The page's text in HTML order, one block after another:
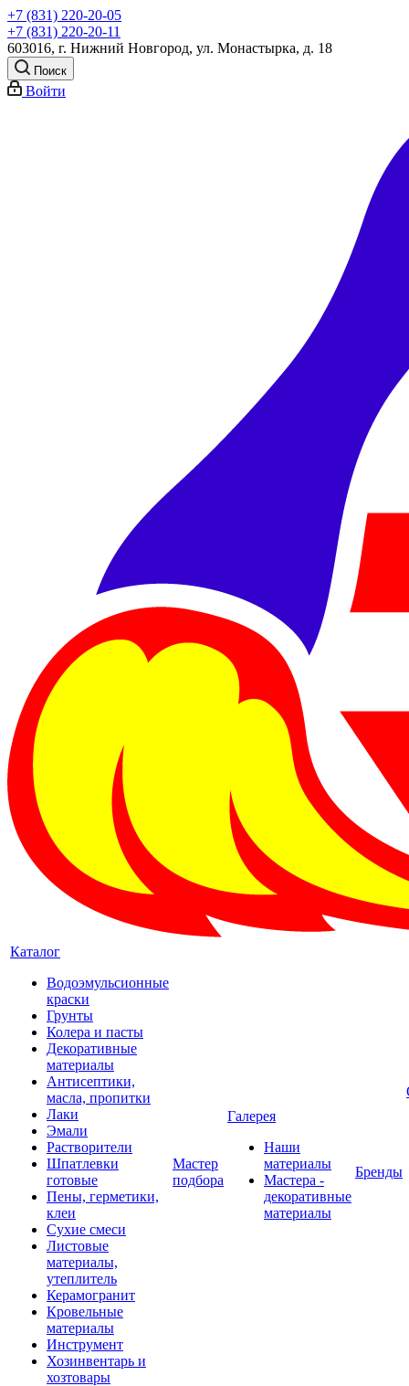
+7 (831) 220-20-05
+7 (831) 220-20-11
603016, г. Нижний Новгород, ул. Монастырка, д. 18
Поиск
Войти
Каталог
Водоэмульсионные
краски
Грунты
Колера и пасты
Декоративные
материалы
Антисептики,
масла, пропитки
Лаки
Эмали
Растворители
Шпатлевки
готовые
Пены, герметики,
клеи
Сухие смеси
Листовые
материалы,
утеплитель
Керамогранит
Кровельные
материалы
Инструмент
Хозинвентарь и
хозтовары
Мастер
подбора
Галерея
Наши
материалы
Мастера -
декоративные
материалы
Бренды